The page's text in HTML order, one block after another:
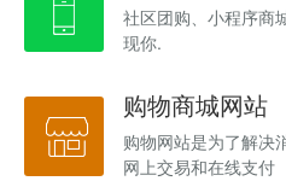
社区团购、小程序商
现你.
购物商城网站
购物网站是为了解决
网上交易和在线支付